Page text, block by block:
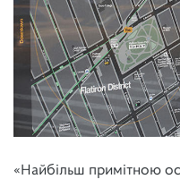
«Найбільш примітною